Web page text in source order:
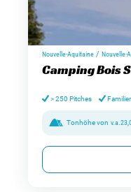
Nouvelle-Aquitaine / Nouvelle-
Camping Bois
> 250 Pitches
Tonhöhe von v.a.